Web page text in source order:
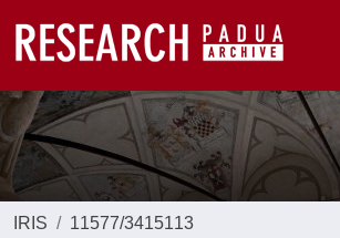
IRIS 11577/3415113